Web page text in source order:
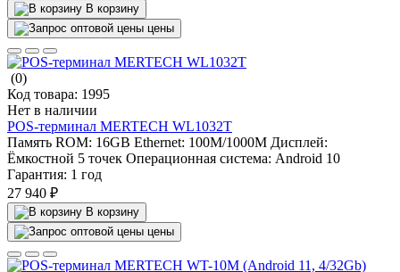
В корзину
цены
(0)
Код товара: 1995
Нет в наличии
POS-терминал MERTECH WL1032T
Память ROM: 16GB Ethernet: 100M/1000M Дисплей:
Ёмкостной 5 точек Операционная система: Android 10
Гарантия: 1 год
27 940 ₽
В корзину
цены